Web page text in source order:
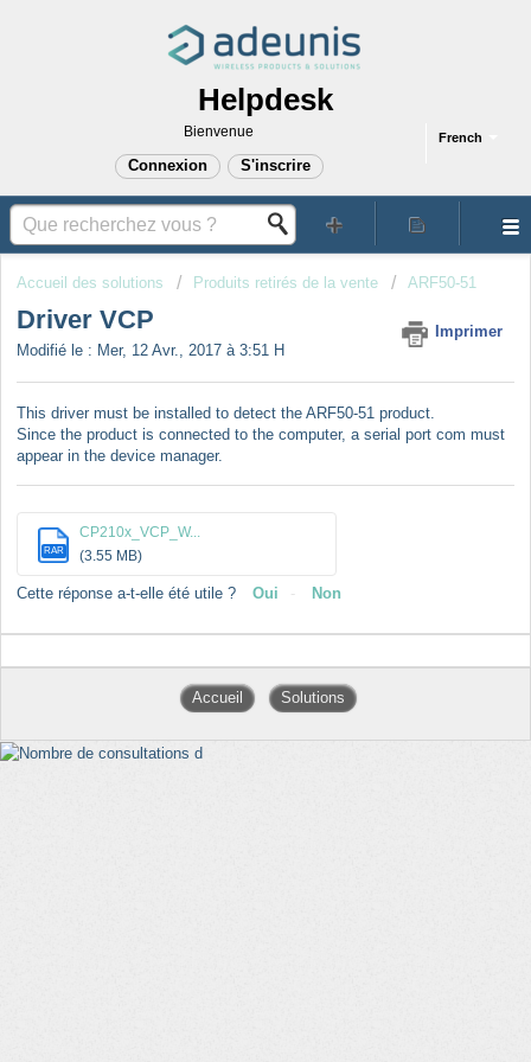
Helpdesk
French
Bienvenue
Connexion S'inscrire
Accueil des solutions Produits retirés de la vente ARF50-51
Driver VCP
Imprimer
Modifié le : Mer, 12 Avr., 2017 à 3:51 H
This driver must be installed to detect the ARF50-51 product.
Since the product is connected to the computer, a serial port com must
appear in the device manager.
RAR
CP210x_VCP_W...
(3.55 MB)
Cette réponse a-t-elle été utile ? Oui Non
Accueil Solutions